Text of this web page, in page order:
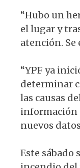
“Hubo un
el lugar y
atención.
“YPF ya
determinar
las causas
información
nuevos
Este sábado